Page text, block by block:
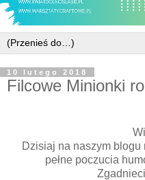
10 lutego 2018
Filcowe Minionki
Dzisiaj na naszym blogu
pełne poczucia